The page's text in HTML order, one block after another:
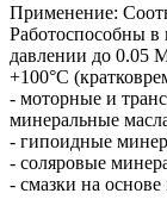
Применение:
Работоспособны
давлении до 0.05
+100°С
- моторные и
минеральные
- гипоидные
- соляровые
- смазки на